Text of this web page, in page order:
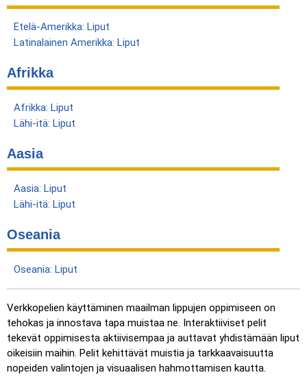
Etelä-Amerikka: Liput
Latinalainen Amerikka: Liput
Afrikka
Afrikka: Liput
Lähi-itä: Liput
Aasia
Aasia: Liput
Lähi-itä: Liput
Oseania
Oseania: Liput
Verkkopelien käyttäminen maailman lippujen oppimiseen on
tehokas ja innostava tapa muistaa ne. Interaktiiviset pelit
tekevät oppimisesta aktiivisempaa ja auttavat yhdistämään liput
oikeisiin maihin. Pelit kehittävät muistia ja tarkkaavaisuutta
nopeiden valintojen ja visuaalisen hahmottamisen kautta.